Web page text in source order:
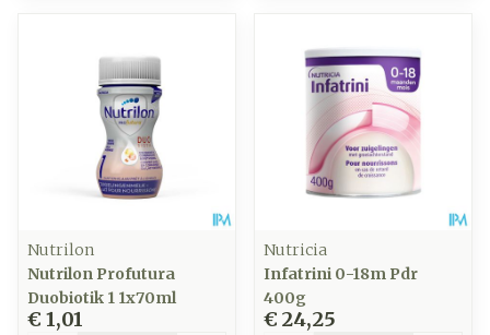
Nutrilon
Nutrilon Profutura
Duobiotik 1 1x70ml
€ 1,01
Nutricia
Infatrini 0-18m Pdr
400g
€ 24,25